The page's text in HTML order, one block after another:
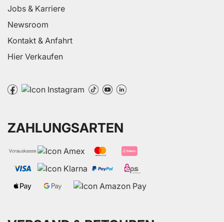
Jobs & Karriere
Newsroom
Kontakt & Anfahrt
Hier Verkaufen
ZAHLUNGSARTEN